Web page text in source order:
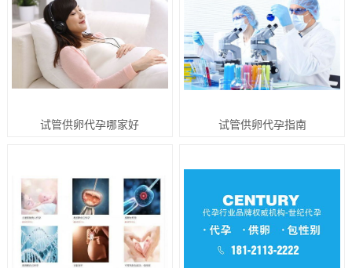
试管供卵代孕哪家好 试管供卵代孕指南